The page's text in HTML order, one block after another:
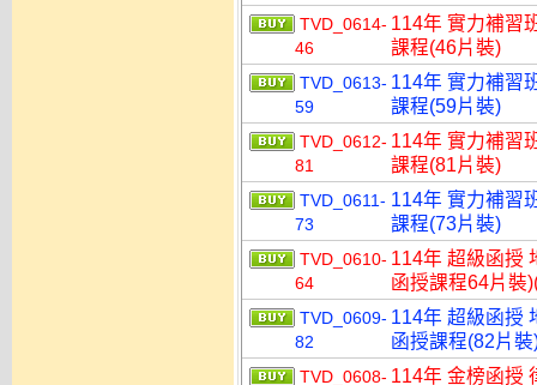
TVD_0614-
46
114年 實力補習
課程(46片裝)
TVD_0613-
59
114年 實力補習
課程(59片裝)
TVD_0612-
81
114年 實力補習
課程(81片裝)
TVD_0611-
73
114年 實力補習
課程(73片裝)
TVD_0610-
64
114年 超級函授
函授課程64片裝
TVD_0609-
82
114年 超級函授
函授課程(82片
TVD_0608- 114年 金榜函授